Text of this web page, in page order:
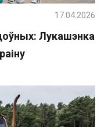
Лукашэнка
17.04.2026